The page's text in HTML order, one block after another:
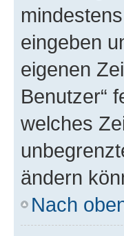
eingeben
eigenen
Benutzer“
welches
ändern
Nach